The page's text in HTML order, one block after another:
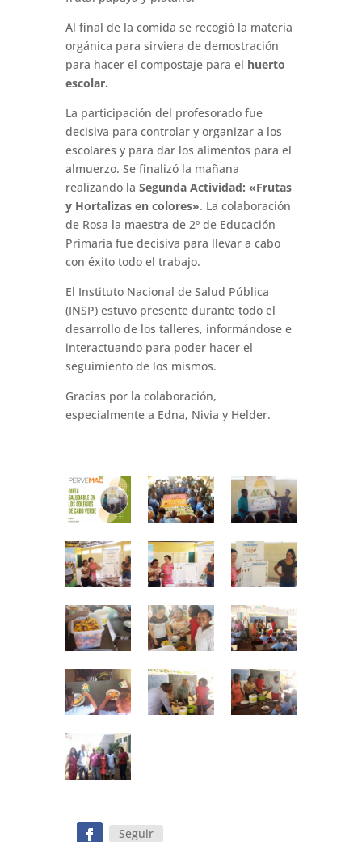
Al final de la comida se recogió la materia
orgánica para sirviera de demostración
para hacer el compostaje para el huerto
escolar.
La participación del profesorado fue
decisiva para controlar y organizar a los
escolares y para dar los alimentos para el
almuerzo. Se finalizó la mañana
realizando la Segunda Actividad: «Frutas
y Hortalizas en colores». La colaboración
de Rosa la maestra de 2º de Educación
Primaria fue decisiva para llevar a cabo
con éxito todo el trabajo.
El Instituto Nacional de Salud Pública
(INSP) estuvo presente durante todo el
desarrollo de los talleres, informándose e
interactuando para poder hacer el
seguimiento de los mismos.
Gracias por la colaboración,
especialmente a Edna, Nivia y Helder.
Seguir